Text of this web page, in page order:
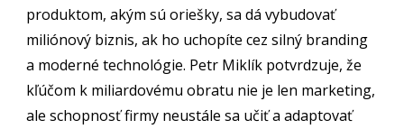
produktom, akým sú oriešky, sa dá vybudovať
miliónový biznis, ak ho uchopíte cez silný branding
a moderné technológie. Petr Miklík potvrdzuje, že
kľúčom k miliardovému obratu nie je len marketing,
ale schopnosť firmy neustále sa učiť a adaptovať